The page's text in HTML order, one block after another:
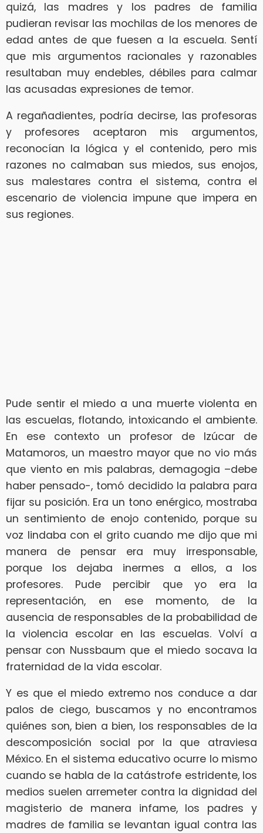
quizá, las madres y los padres de familia
pudieran revisar las mochilas de los menores de
edad antes de que fuesen a la escuela. Sentí
que mis argumentos racionales y razonables
resultaban muy endebles, débiles para calmar
las acusadas expresiones de temor.
A regañadientes, podría decirse, las profesoras
y profesores aceptaron mis argumentos,
reconocían la lógica y el contenido, pero mis
razones no calmaban sus miedos, sus enojos,
sus malestares contra el sistema, contra el
escenario de violencia impune que impera en
sus regiones.
Pude sentir el miedo a una muerte violenta en
las escuelas, flotando, intoxicando el ambiente.
En ese contexto un profesor de Izúcar de
Matamoros, un maestro mayor que no vio más
que viento en mis palabras, demagogia –debe
haber pensado-, tomó decidido la palabra para
fijar su posición. Era un tono enérgico, mostraba
un sentimiento de enojo contenido, porque su
voz lindaba con el grito cuando me dijo que mi
manera de pensar era muy irresponsable,
porque los dejaba inermes a ellos, a los
profesores. Pude percibir que yo era la
representación, en ese momento, de la
ausencia de responsables de la probabilidad de
la violencia escolar en las escuelas. Volví a
pensar con Nussbaum que el miedo socava la
fraternidad de la vida escolar.
Y es que el miedo extremo nos conduce a dar
palos de ciego, buscamos y no encontramos
quiénes son, bien a bien, los responsables de la
descomposición social por la que atraviesa
México. En el sistema educativo ocurre lo mismo
cuando se habla de la catástrofe estridente, los
medios suelen arremeter contra la dignidad del
magisterio de manera infame, los padres y
madres de familia se levantan igual contra las